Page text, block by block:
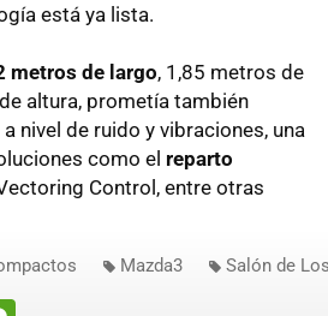
está ya lista.
metros de largo, 1,85 metros de
altura, prometía también
nivel de ruido y vibraciones, una
como el reparto
Control, entre otras
Mazda3 Salón de